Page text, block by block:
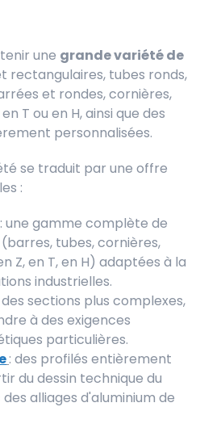
une grande variété de
rectangulaires, tubes ronds,
et rondes, cornières,
T ou en H, ainsi que des
personnalisées.
se traduit par une offre
:
: une gamme complète de
tubes, cornières,
Z, en T, en H) adaptées à la
industrielles.
des sections plus complexes,
à des exigences
particulières.
: des profilés entièrement
du dessin technique du
alliages d'aluminium de